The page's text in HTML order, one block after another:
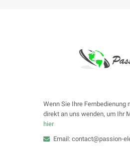
Wenn Sie Ihre Fernbedienung
direkt an uns wenden, um Ihr
hier
Email: contact@passion-